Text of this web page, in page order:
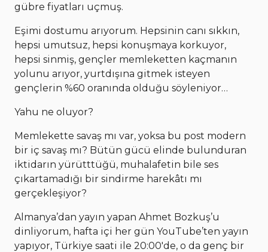
gübre fiyatları uçmuş.
Eşimi dostumu arıyorum. Hepsinin canı sıkkın,
hepsi umutsuz, hepsi konuşmaya korkuyor,
hepsi sinmiş, gençler memleketten kaçmanın
yolunu arıyor, yurtdışına gitmek isteyen
gençlerin %60 oranında olduğu söyleniyor…
Yahu ne oluyor?
Memlekette savaş mı var, yoksa bu post modern
bir iç savaş mı? Bütün gücü elinde bulunduran
iktidarın yürütttüğü, muhalafetin bile ses
çıkartamadığı bir sindirme harekâtı mı
gerçekleşiyor?
Almanya’dan yayın yapan Ahmet Bozkuş’u
dinliyorum, hafta içi her gün YouTube’ten yayın
yapıyor, Türkiye saati ile 20:00'de, o da genç bir